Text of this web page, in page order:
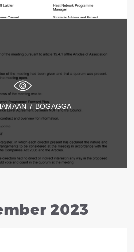
7 BOGAGGA
2023